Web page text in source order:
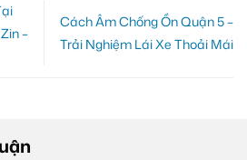
–
Cách Âm Chống Ồn Quận 5 –
Trải Nghiệm Lái Xe Thoải Mái